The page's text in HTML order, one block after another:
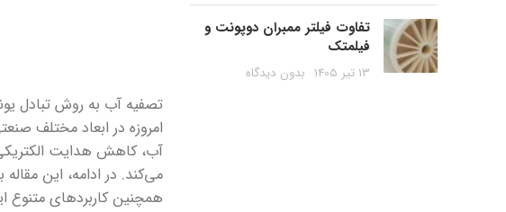
تصفیه آب به روش تبادل
امروزه در ابعاد مختلف
آب، کاهش هدایت
می‌کند. در ادامه، این
همچنین کاربردهای متنوع
تفاوت فیلتر ممبران دوپونت و
فیلمتک
13 تیر 1405 بدون دیدگاه